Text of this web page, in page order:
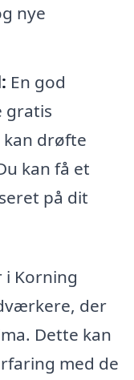
nye
En god
gratis
drøfte
kan få et
på dit
Korning
der
Dette kan
med de